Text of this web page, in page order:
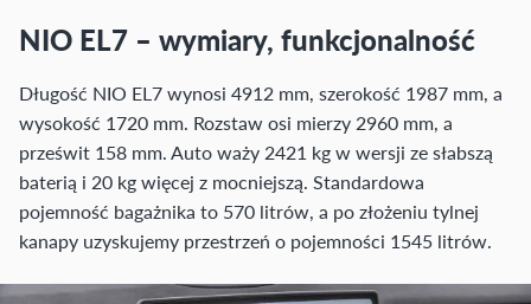
NIO EL7 – wymiary, funkcjonalność
Długość NIO EL7 wynosi 4912 mm, szerokość 1987 mm, a
wysokość 1720 mm. Rozstaw osi mierzy 2960 mm, a
prześwit 158 mm. Auto waży 2421 kg w wersji ze słabszą
baterią i 20 kg więcej z mocniejszą. Standardowa
pojemność bagażnika to 570 litrów, a po złożeniu tylnej
kanapy uzyskujemy przestrzeń o pojemności 1545 litrów.